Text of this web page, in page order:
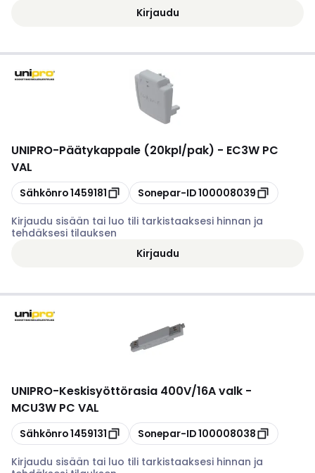
Kirjaudu
UNIPRO-Päätykappale (20kpl/pak) - EC3W PC
VAL
Kopioi
Sähkönro1459181 Kopioi
Sonepar-ID100008039
Kirjaudu sisään tai luo tili tarkistaaksesi hinnan ja
tehdäksesi tilauksen
Kirjaudu
UNIPRO-Keskisyöttörasia 400V/16A valk -
MCU3W PC VAL
Kopioi
Sähkönro1459131 Kopioi
Sonepar-ID100008038
Kirjaudu sisään tai luo tili tarkistaaksesi hinnan ja